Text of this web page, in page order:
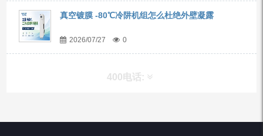
真空镀膜 -80℃冷阱机组怎么杜绝外壁凝露
2026/07/27 0
400电话:
产品分类